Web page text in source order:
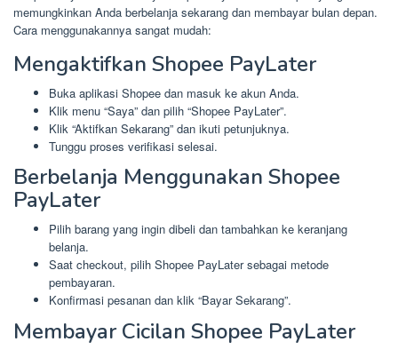
memungkinkan Anda berbelanja sekarang dan membayar bulan depan.
Cara menggunakannya sangat mudah:
Mengaktifkan Shopee PayLater
Buka aplikasi Shopee dan masuk ke akun Anda.
Klik menu “Saya” dan pilih “Shopee PayLater”.
Klik “Aktifkan Sekarang” dan ikuti petunjuknya.
Tunggu proses verifikasi selesai.
Berbelanja Menggunakan Shopee
PayLater
Pilih barang yang ingin dibeli dan tambahkan ke keranjang
belanja.
Saat checkout, pilih Shopee PayLater sebagai metode
pembayaran.
Konfirmasi pesanan dan klik “Bayar Sekarang”.
Membayar Cicilan Shopee PayLater